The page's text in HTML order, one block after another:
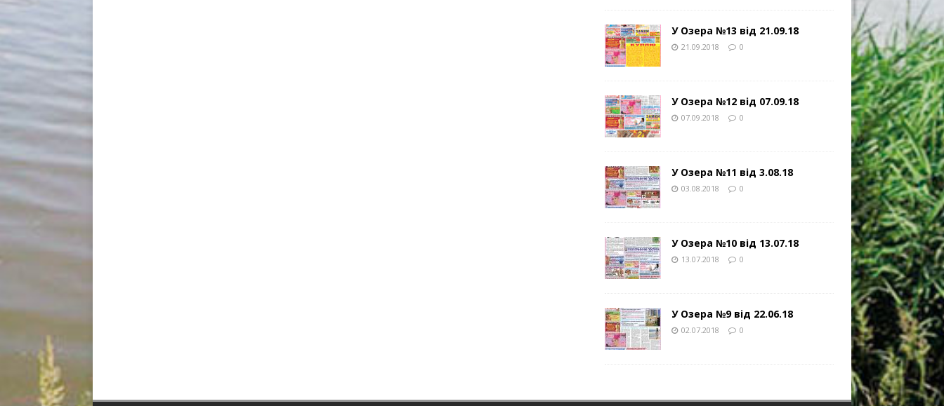
У Озера №13 від 21.09.18
21.09.2018 0
У Озера №12 від 07.09.18
07.09.2018 0
У Озера №11 від 3.08.18
03.08.2018 0
У Озера №10 від 13.07.18
13.07.2018 0
У Озера №9 від 22.06.18
02.07.2018 0